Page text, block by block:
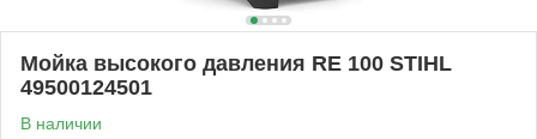
Мойка высокого давления RE 100 STIHL
49500124501
В наличии